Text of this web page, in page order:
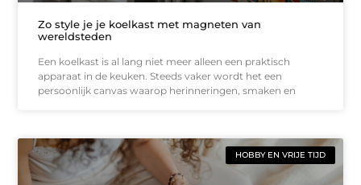
Zo style je je koelkast met magneten van
wereldsteden
Een koelkast is al lang niet meer alleen een praktisch
apparaat in de keuken. Steeds vaker wordt het een
persoonlijk canvas waarop herinneringen, smaken en
HOBBY EN VRIJE TIJD